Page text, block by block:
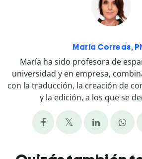
María Correas,
María ha sido profesora de
universidad y en empresa,
con la traducción, la creación de
y la edición, a los que se